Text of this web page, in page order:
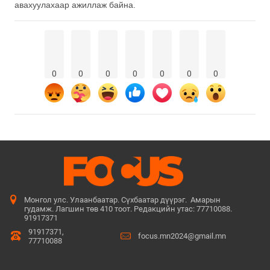
авахуулахаар ажиллаж байна.
0 0 0 0 0 0 0
Монгол улс. Улаанбаатар. Сүхбаатар дүүрэг. Амарын
гудамж. Лагшин төв 410 тоот. Редакцийн утас: 77710088.
91917371
91917371,
77710088
focus.mn2024@gmail.mn